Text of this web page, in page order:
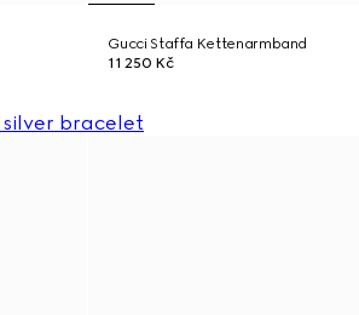
Gucci Staffa Kettenarmband
11 250 Kč